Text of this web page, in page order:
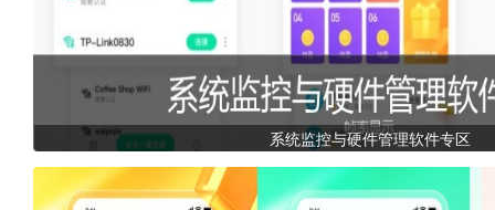
系统监控与硬件管理软件专区